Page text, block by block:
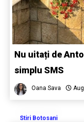
Nu uitați de
simplu SMS
Oana Sava
Stiri Botosani